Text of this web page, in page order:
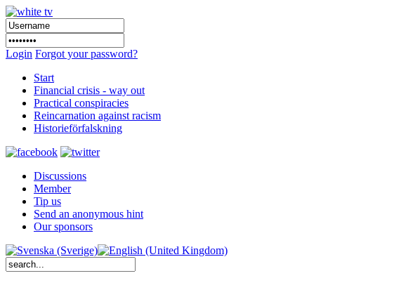
Login Forgot your password?
Start
Financial crisis - way out
Practical conspiracies
Reincarnation against racism
Historieförfalskning
Discussions
Member
Tip us
Send an anonymous hint
Our sponsors